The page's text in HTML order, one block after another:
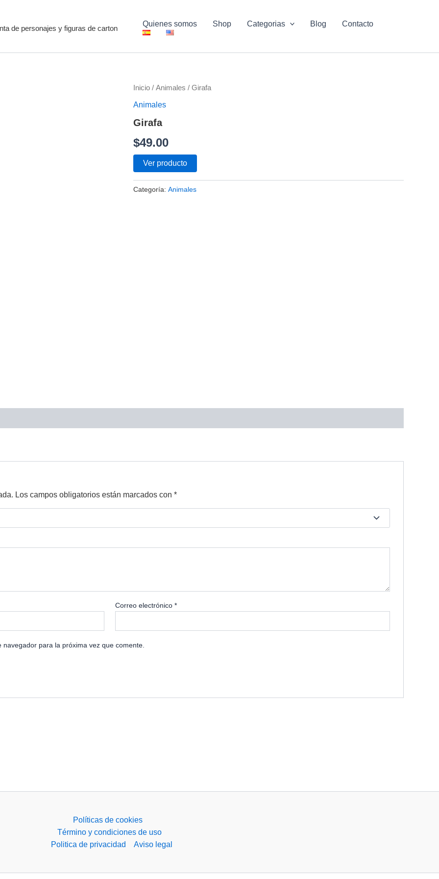
de personajes y figuras de carton
Quienes somos Shop Categorias Blog Contacto
Inicio / Animales / Girafa
Animales
Girafa
$49.00
Ver producto
Categoría: Animales
Los campos obligatorios están marcados con *
Correo electrónico*
para la próxima vez que comente.
Políticas de cookies
Término y condiciones de uso
Politica de privacidad
Aviso legal